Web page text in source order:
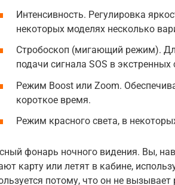
Интенсивность. Регулировка
некоторых моделях несколько
Стробоскоп (мигающий режим).
подачи сигнала SOS в экстренных
Режим Boost или Zoom.
короткое время.
Режим красного света, в
фонарь ночного видения. Вы,
карту или летят в кабине,
потому, что он не